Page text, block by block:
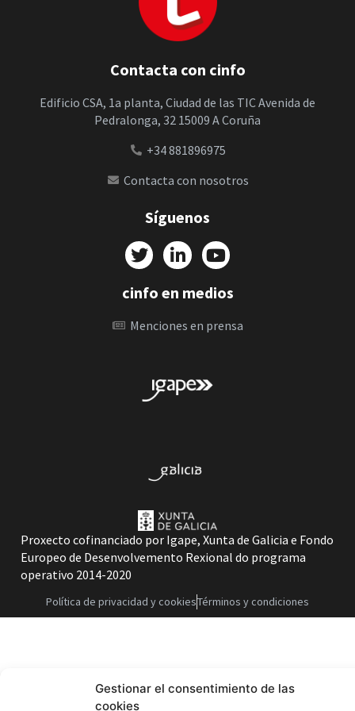
Gestionar el consentimiento de las
cookies
Contacta con cinfo
Edificio CSA, 1a planta, Ciudad de las TIC Avenida de
Pedralonga, 32 15009 A Coruña
+34 881896975
Contacta con nosotros
Síguenos
cinfo en medios
Menciones en prensa
Proxecto cofinanciado por Igape, Xunta de Galicia e Fondo
Europeo de Desenvolvemento Rexional do programa
operativo 2014-2020
Política de privacidad y cookiesTérminos y condiciones